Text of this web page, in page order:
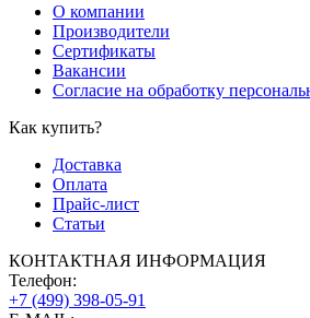
О компании
Производители
Сертификаты
Вакансии
Согласие на обработку
Как купить?
Доставка
Оплата
Прайс-лист
Статьи
КОНТАКТНАЯ ИНФОРМАЦИЯ
Телефон:
+7 (499) 398-05-91